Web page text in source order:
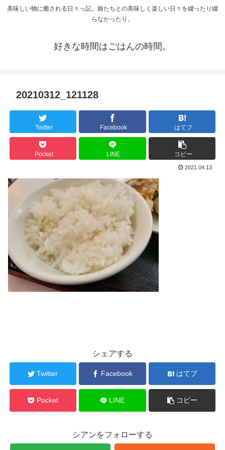
美味しい物に癒される日々っ記。娘たちとの美味しく楽しい日々を綴ったり綴
らなかったり。
好きな時間はごはんの時間。
20210312_121128
Twitter Facebook はてブ
Pocket LINE コピー
2021.04.13
シェアする
Twitter Facebook はてブ
Pocket LINE コピー
シアンをフォローする